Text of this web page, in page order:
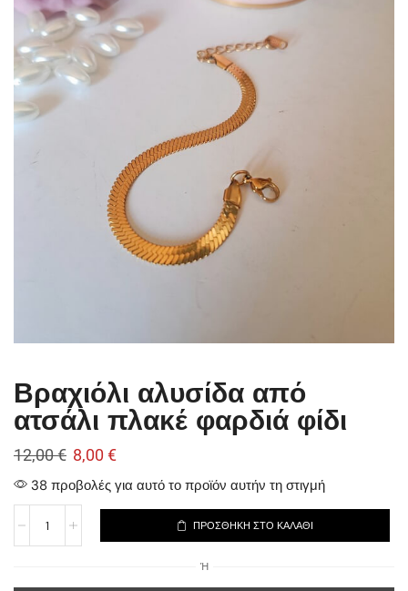
Βραχιόλι αλυσίδα από
ατσάλι πλακέ φαρδιά φίδι
12,00€ 8,00 €
38 προβολές για αυτό το προϊόν αυτήν τη στιγμή
ΠΡΟΣΘΉΚΗ ΣΤΟ ΚΑΛΆΘΙ
Ή